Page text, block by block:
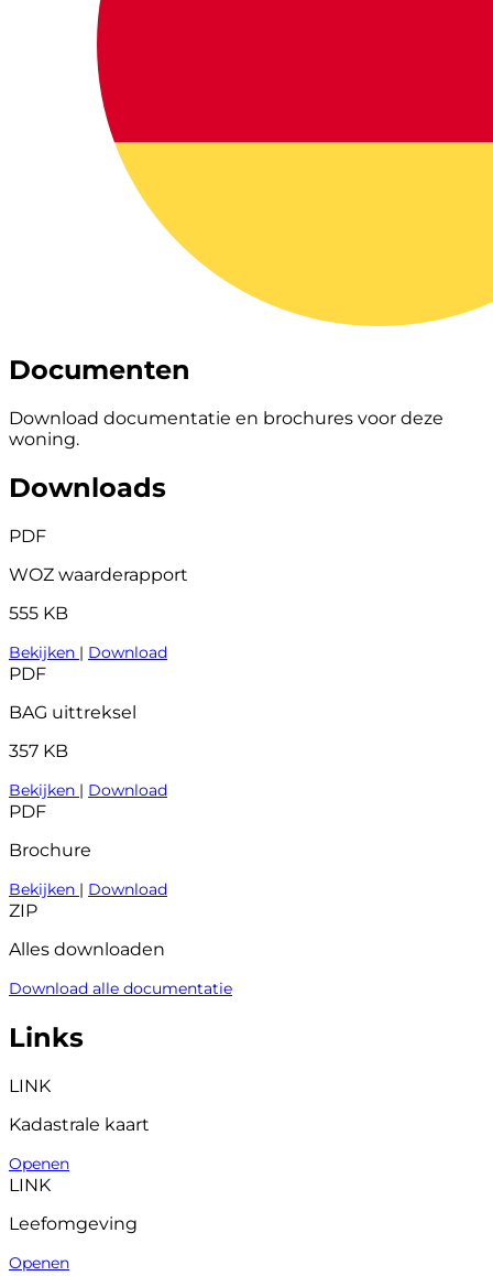
Documenten
Download documentatie en brochures voor deze
woning.
Downloads
PDF
WOZ waarderapport
555 KB
Bekijken | Download
PDF
BAG uittreksel
357 KB
Bekijken | Download
PDF
Brochure
Bekijken | Download
ZIP
Alles downloaden
Download alle documentatie
Links
LINK
Kadastrale kaart
Openen
LINK
Leefomgeving
Openen